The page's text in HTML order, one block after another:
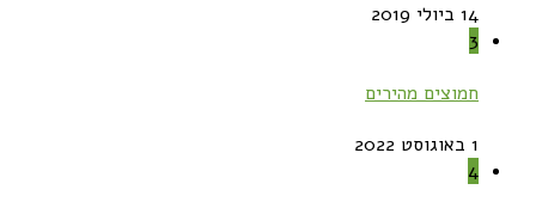
14 ביולי 2019
3
חמוצים מהירים
1 באוגוסט 2022
4